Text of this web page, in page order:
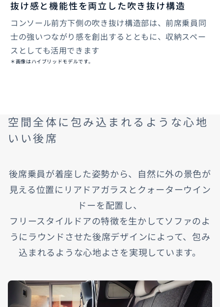
抜け感と機能性を両立した吹き抜け構造
コンソール前方下側の吹き抜け構造部は、前席乗員同
士の強いつながり感を創出するとともに、収納スペー
スとしても活用できます
＊画像はハイブリッドモデルです。
空間全体に包み込まれるような心地
いい後席
後席乗員が着座した姿勢から、自然に外の景色が
見える位置にリアドアガラスとクォーターウイン
ドーを配置し、
フリースタイルドアの特徴を生かしてソファのよ
うにラウンドさせた後席デザインによって、包み
込まれるような心地よさを実現しています。